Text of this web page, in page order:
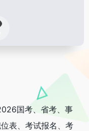
国考、省考、事
表、考试报名、考